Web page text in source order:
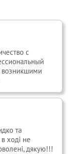
с
возникшими
та
ході не
дякую!!!